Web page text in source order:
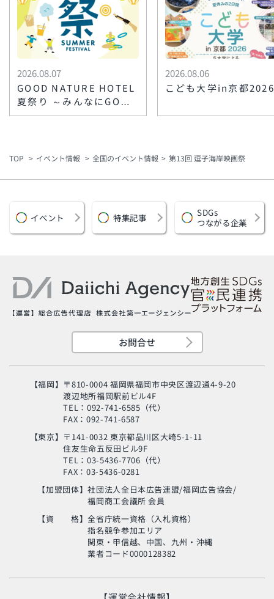
2026.08.07
GOOD NATURE HOTEL
夏祭り ～みんなにGOOD
な思い出づくり～
2026.08.06
こども大学in京都2026
TOP イベント情報 全国のイベント情報 第13回 逗子海岸映画祭
イベント 特集記事
SDGs
つながる企業
お問合せ
【福岡】 〒810-0004 福岡県福岡市中央区渡辺通4-9-20
渡辺地所福岡駅前ビル4F
TEL：092-741-6585（代）
FAX：092-741-6587
【東京】 〒141-0032 東京都品川区大崎5-1-11
住友生命五反田ビル9F
TEL：03-5436-7706（代）
FAX：03-5436-0281
【加盟団体】社団法人全日本広告連盟/福岡広告協会/
福岡商工会議所 会員
【資 格】全省庁統一資格（入札資格）
指名競争参加エリア
関東・甲信越、中国、九州・沖縄
業者コード0000128382
「MSC海のエコラベ
使い終わった制服
の“新・活用術”とは？
生命の神秘に迫るアナ